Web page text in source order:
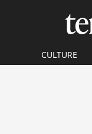
CULTURE